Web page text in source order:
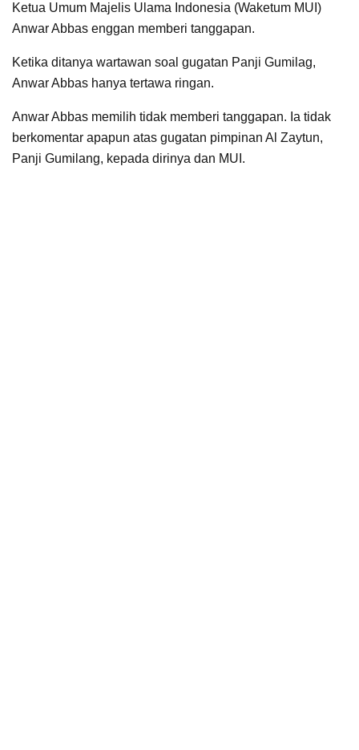
Ketua Umum Majelis Ulama Indonesia (Waketum MUI)
Anwar Abbas enggan memberi tanggapan.
Ketika ditanya wartawan soal gugatan Panji Gumilag,
Anwar Abbas hanya tertawa ringan.
Anwar Abbas memilih tidak memberi tanggapan. Ia tidak
berkomentar apapun atas gugatan pimpinan Al Zaytun,
Panji Gumilang, kepada dirinya dan MUI.